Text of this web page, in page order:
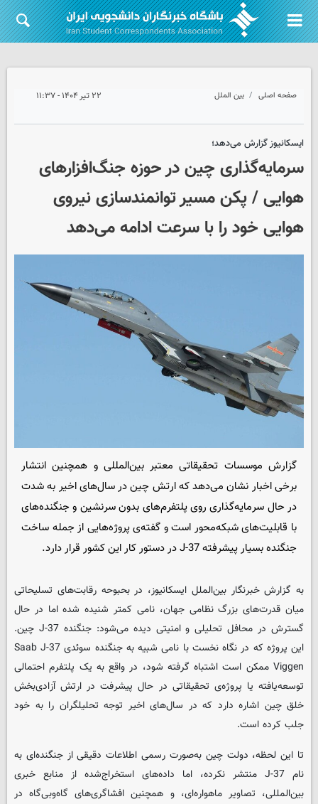
صفحه اصلی بین الملل ۲۲ تیر ۱۴۰۴ - ۱۱:۳۷
ایسکانیوز گزارش می‌دهد؛
سرمایه‌گذاری چین در حوزه جنگ‌افزارهای
هوایی / پکن مسیر توانمندسازی نیروی
هوایی خود را با سرعت ادامه می‌دهد
گزارش موسسات تحقیقاتی معتبر بین‌المللی و همچنین انتشار
برخی اخبار نشان می‌دهد که ارتش چین در سال‌های اخیر به شدت
در حال سرمایه‌گذاری روی پلتفرم‌های بدون سرنشین و جنگنده‌های
با قابلیت‌های شبکه‌محور است و گفته‌ی پروژه‌هایی از جمله ساخت
جنگنده بسیار پیشرفته J-37 در دستور کار این کشور قرار دارد.
به گزارش خبرنگار بین‌الملل ایسکانیوز، در بحبوحه رقابت‌های تسلیحاتی
میان قدرت‌های بزرگ نظامی جهان، نامی کمتر شنیده شده اما در حال
گسترش در محافل تحلیلی و امنیتی دیده می‌شود: جنگنده J-37 چین.
این پروژه که در نگاه نخست با نامی شبیه به جنگنده سوئدی Saab J-37
Viggen ممکن است اشتباه گرفته شود، در واقع به یک پلتفرم احتمالی
توسعه‌یافته یا پروژه‌ی تحقیقاتی در حال پیشرفت در ارتش آزادی‌بخش
خلق چین اشاره دارد که در سال‌های اخیر توجه تحلیلگران را به خود
جلب کرده است.
تا این لحظه، دولت چین به‌صورت رسمی اطلاعات دقیقی از جنگنده‌ای به
نام J-37 منتشر نکرده، اما داده‌های استخراج‌شده از منابع خبری
بین‌المللی، تصاویر ماهواره‌ای، و همچنین افشاگری‌های گاه‌وبی‌گاه در